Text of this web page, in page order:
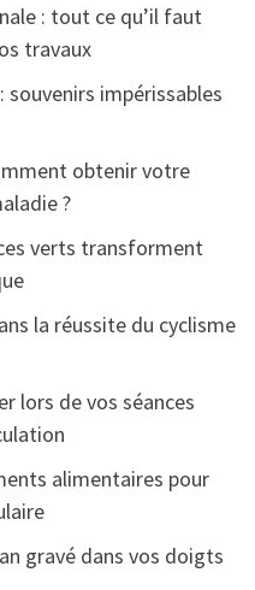
: tout ce qu’il faut
travaux
impérissables
obtenir votre
?
verts transforment
la réussite du cyclisme
lors de vos séances
alimentaires pour
gravé dans vos doigts